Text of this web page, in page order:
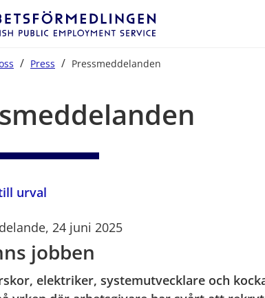
/ Press / Pressmeddelanden
urval
24 juni 2025
jobben
elektriker, systemutvecklare och